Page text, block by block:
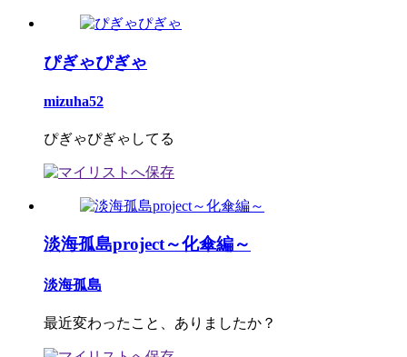
ぴぎゃぴぎゃ
mizuha52
ぴぎゃぴぎゃしてる
淡海孤島project～化傘編～
淡海孤島
最近変わったこと、ありましたか？